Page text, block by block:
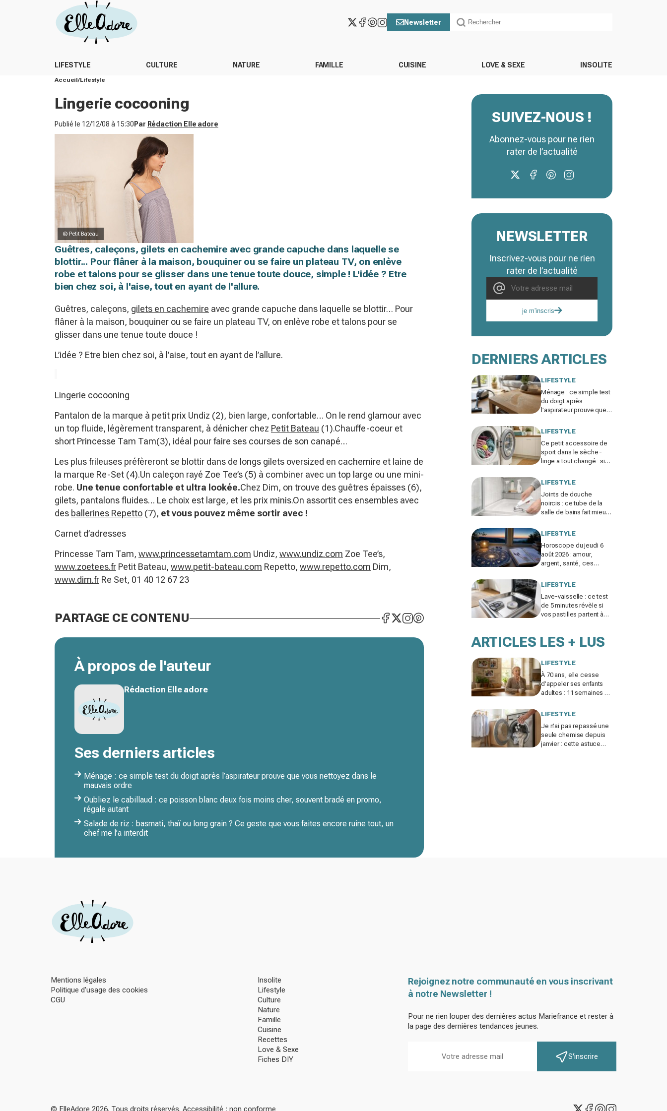
Newsletter
LIFESTYLE CULTURE NATURE FAMILLE CUISINE LOVE & SEXE INSOLITE
Accueil Lifestyle
Lingerie cocooning
Publié le 12/12/08 à 15:30 Par Rédaction Elle adore
© Petit Bateau
Guêtres, caleçons, gilets en cachemire avec grande capuche dans laquelle se
blottir... Pour flâner à la maison, bouquiner ou se faire un plateau TV, on enlève
robe et talons pour se glisser dans une tenue toute douce, simple ! L'idée ? Etre
bien chez soi, à l'aise, tout en ayant de l'allure.
Guêtres, caleçons, gilets en cachemire avec grande capuche dans laquelle se blottir… Pour
flâner à la maison, bouquiner ou se faire un plateau TV, on enlève robe et talons pour se
glisser dans une tenue toute douce !
L’idée ? Etre bien chez soi, à l’aise, tout en ayant de l’allure.
Lingerie cocooning
Pantalon de la marque à petit prix Undiz (2), bien large, confortable… On le rend glamour avec
un top fluide, légèrement transparent, à dénicher chez Petit Bateau (1).Chauffe-coeur et
short Princesse Tam Tam(3), idéal pour faire ses courses de son canapé…
Les plus frileuses préfèreront se blottir dans de longs gilets oversized en cachemire et laine de
la marque Re-Set (4).Un caleçon rayé Zoe Tee’s (5) à combiner avec un top large ou une mini-
robe. Une tenue confortable et ultra lookée.Chez Dim, on trouve des guêtres épaisses (6),
gilets, pantalons fluides… Le choix est large, et les prix minis.On assortit ces ensembles avec
des ballerines Repetto (7), et vous pouvez même sortir avec !
Carnet d’adresses
Princesse Tam Tam, www.princessetamtam.com Undiz, www.undiz.com Zoe Tee’s,
www.zoetees.fr Petit Bateau, www.petit-bateau.com Repetto, www.repetto.com Dim,
www.dim.fr Re Set, 01 40 12 67 23
PARTAGE CE CONTENU
À propos de l'auteur
Rédaction Elle adore
Ses derniers articles
Ménage : ce simple test du doigt après l’aspirateur prouve que vous nettoyez dans le
mauvais ordre
Oubliez le cabillaud : ce poisson blanc deux fois moins cher, souvent bradé en promo,
régale autant
Salade de riz : basmati, thaï ou long grain ? Ce geste que vous faites encore ruine tout, un
chef me l’a interdit
SUIVEZ-NOUS !
Abonnez-vous pour ne rien
rater de l’actualité
NEWSLETTER
Inscrivez-vous pour ne rien
rater de l’actualité
je m'inscris
DERNIERS ARTICLES
LIFESTYLE
Ménage : ce simple test
du doigt après
l’aspirateur prouve que
mauvais ordre
LIFESTYLE
Ce petit accessoire de
sport dans le sèche-
linge a tout changé : si
mal, vous ratez ce geste
LIFESTYLE
Joints de douche
noircis : ce tube de la
salle de bains fait mieux
spéciaux payés cher
LIFESTYLE
Horoscope du jeudi 6
août 2026 : amour,
argent, santé, ces
aujourd’hui sans le savoir
LIFESTYLE
Lave-vaisselle : ce test
de 5 minutes révèle si
vos pastilles partent à
ARTICLES LES + LUS
LIFESTYLE
À 70 ans, elle cesse
d’appeler ses enfants
adultes : 11 semaines de
brutale sur les familles
LIFESTYLE
Je n’ai pas repassé une
seule chemise depuis
janvier : cette astuce
Mentions légales
Politique d’usage des cookies
CGU
Insolite
Lifestyle
Culture
Nature
Famille
Cuisine
Recettes
Love & Sexe
Fiches DIY
Rejoignez notre communauté en vous inscrivant
à notre Newsletter !
Pour ne rien louper des dernières actus Mariefrance et rester à
la page des dernières tendances jeunes.
S'inscrire
© ElleAdore 2026. Tous droits réservés. Accessibilité : non conforme